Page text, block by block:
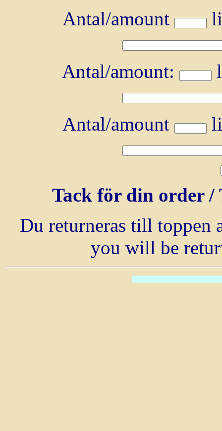
Antal/amount
Antal/amount:
Antal/amount
Tack för din order
Du returneras till toppen
you will be